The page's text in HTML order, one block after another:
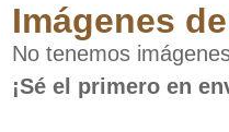
Imágenes
No tenemos
¡Sé el primero en